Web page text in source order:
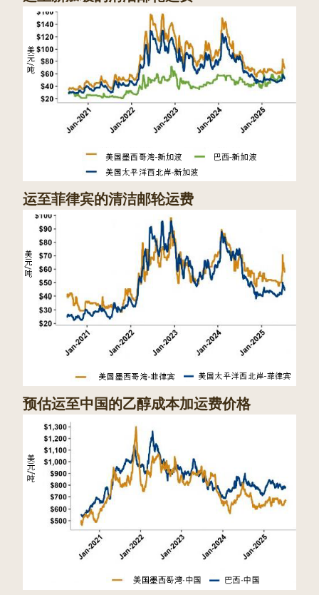
运至菲律宾的清洁邮轮运费
预估运至中国的乙醇成本加运费价格